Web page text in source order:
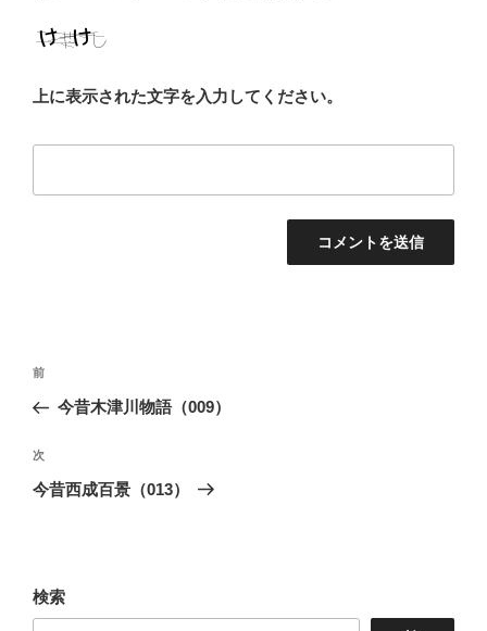
上に表示された文字を入力してください。
投
ナ
ビ
ゲ
ン
前
の
稿
前
今昔木津川物語（009）
次
の
次
今昔西成百景（013）
検索